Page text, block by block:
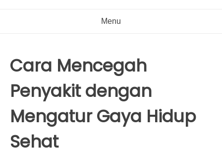
Menu
Cara Mencegah
Penyakit dengan
Mengatur Gaya Hidup
Sehat